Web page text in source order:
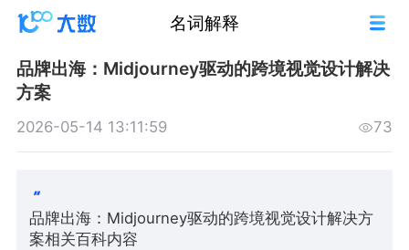
名词解释
品牌出海：Midjourney驱动的跨境视觉设计解决
方案
2026-05-14 13:11:59 73
品牌出海：Midjourney驱动的跨境视觉设计解决方
案相关百科内容